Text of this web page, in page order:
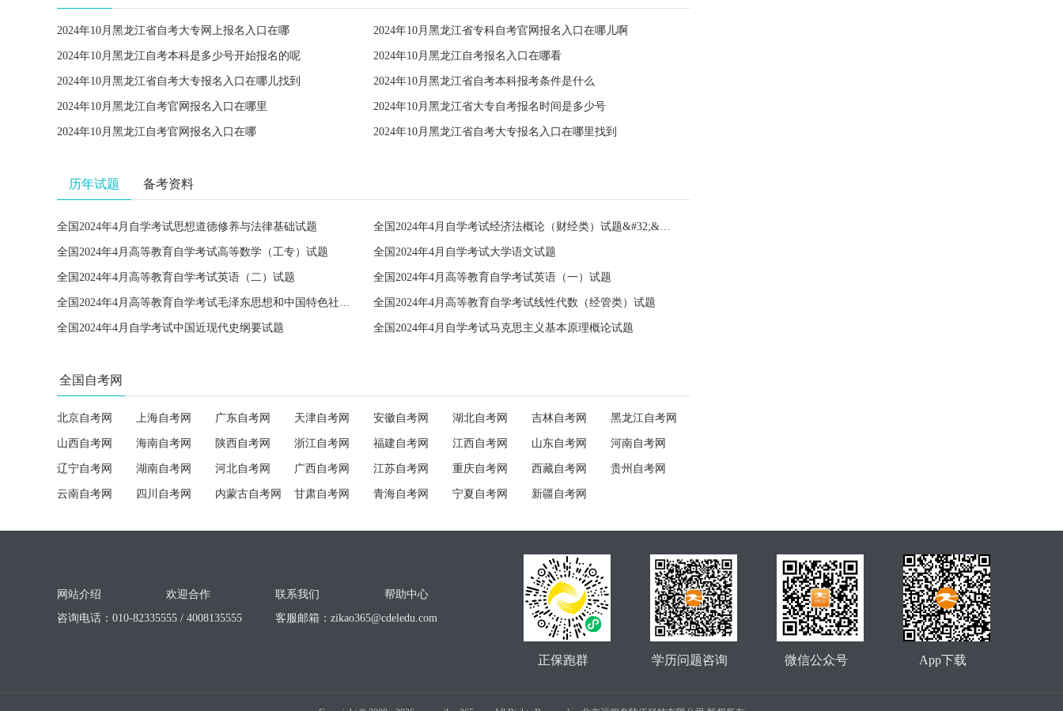
2024年10月黑龙江省自考大专网上报名入口在哪 2024年10月黑龙江省专科自考官网报名入口在哪儿啊
2024年10月黑龙江自考本科是多少号开始报名的呢 2024年10月黑龙江自考报名入口在哪看
2024年10月黑龙江省自考大专报名入口在哪儿找到 2024年10月黑龙江省自考本科报考条件是什么
2024年10月黑龙江自考官网报名入口在哪里 2024年10月黑龙江省大专自考报名时间是多少号
2024年10月黑龙江自考官网报名入口在哪 2024年10月黑龙江省自考大专报名入口在哪里找到
历年试题 备考资料
全国2024年4月自学考试思想道德修养与法律基础试题 全国2024年4月自学考试经济法概论（财经类）试题&#32;&#32;
全国2024年4月高等教育自学考试高等数学（工专）试题 全国2024年4月自学考试大学语文试题
全国2024年4月高等教育自学考试英语（二）试题 全国2024年4月高等教育自学考试英语（一）试题
全国2024年4月高等教育自学考试毛泽东思想和中国特色社会主义理论体系概论试题 全国2024年4月高等教育自学考试线性代数（经管类）试题
全国2024年4月自学考试中国近现代史纲要试题 全国2024年4月自学考试马克思主义基本原理概论试题
全国自考网
北京自考网 上海自考网 广东自考网 天津自考网 安徽自考网 湖北自考网 吉林自考网 黑龙江自考网
山西自考网 海南自考网 陕西自考网 浙江自考网 福建自考网 江西自考网 山东自考网 河南自考网
辽宁自考网 湖南自考网 河北自考网 广西自考网 江苏自考网 重庆自考网 西藏自考网 贵州自考网
云南自考网 四川自考网 内蒙古自考网 甘肃自考网 青海自考网 宁夏自考网 新疆自考网
网站介绍 欢迎合作 联系我们
帮助中心
咨询电话：010-82335555 / 4008135555
客服邮箱： zikao365@cdeledu.com
App下载
微信公众号
学历问题咨询
正保跑群